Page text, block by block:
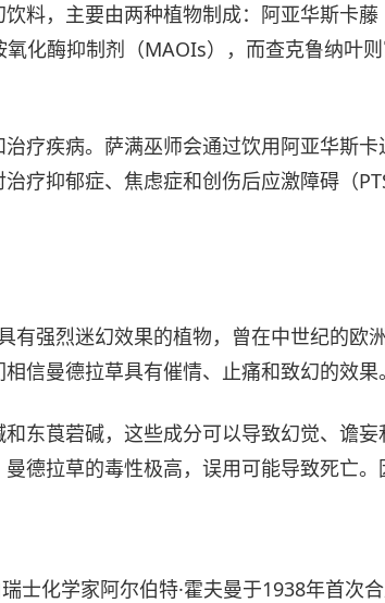
料，主要由两种植物制成：阿亚华斯卡
化酶抑制剂（MAOIs），而查克鲁纳叶
疗疾病。萨满巫师会通过饮用阿亚华斯
疗抑郁症、焦虑症和创伤后应激障碍（
强烈迷幻效果的植物，曾在中世纪的欧
信曼德拉草具有催情、止痛和致幻的效果。
东莨菪碱，这些成分可以导致幻觉、谵
德拉草的毒性极高，误用可能导致死亡。
士化学家阿尔伯特·霍夫曼于1938年首次